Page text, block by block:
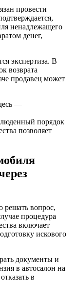
провести
ненадлежащего
денег,
экспертиза. В
возврата
продавец может
—
порядок
позволяет
решать вопрос,
процедура
включает
искового
документы и
в автосалон на
в